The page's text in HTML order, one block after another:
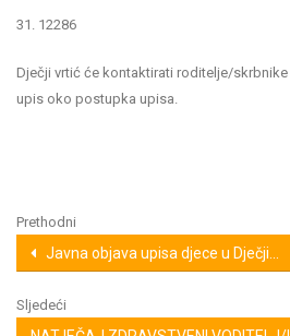
31. 12286
Dječji vrtić će kontaktirati roditelje/
upis oko postupka upisa.
Prethodni
Javna objava upisa djece u Dječji...
Sljedeći